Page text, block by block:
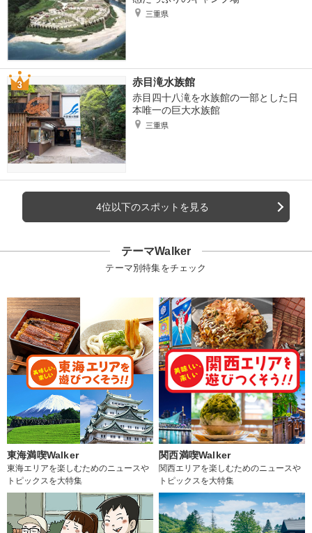
三重県
赤目滝水族館
赤目四十八滝を水族館の一部とした日
本唯一の巨大水族館
三重県
4位以下のスポットを見る
テーマWalker
テーマ別特集をチェック
東海満喫Walker
東海エリアを楽しむためのニュースや
トピックスを大特集
関西満喫Walker
関西エリアを楽しむためのニュースや
トピックスを大特集